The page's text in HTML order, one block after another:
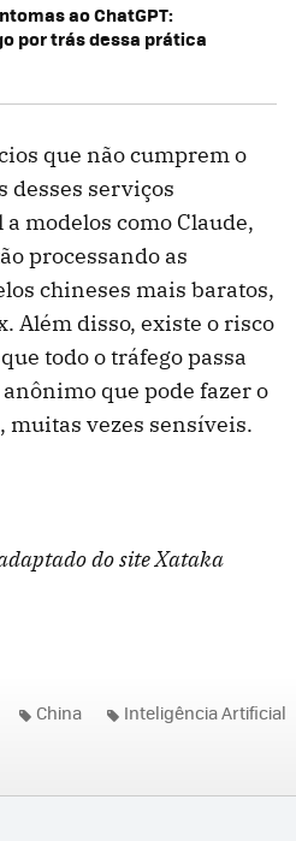
ao ChatGPT:
por trás dessa prática
que não cumprem o
desses serviços
modelos como Claude,
processando as
chineses mais baratos,
Além disso, existe o risco
todo o tráfego passa
que pode fazer o
muitas vezes sensíveis.
do site Xataka
China Inteligência Artificial